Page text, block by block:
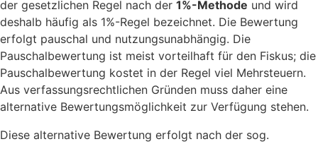
der gesetzlichen Regel nach der 1%-Methode und wird
deshalb häufig als 1%-Regel bezeichnet. Die Bewertung
erfolgt pauschal und nutzungsunabhängig. Die
Pauschalbewertung ist meist vorteilhaft für den Fiskus; die
Pauschalbewertung kostet in der Regel viel Mehrsteuern.
Aus verfassungsrechtlichen Gründen muss daher eine
alternative Bewertungsmöglichkeit zur Verfügung stehen.
Diese alternative Bewertung erfolgt nach der sog.